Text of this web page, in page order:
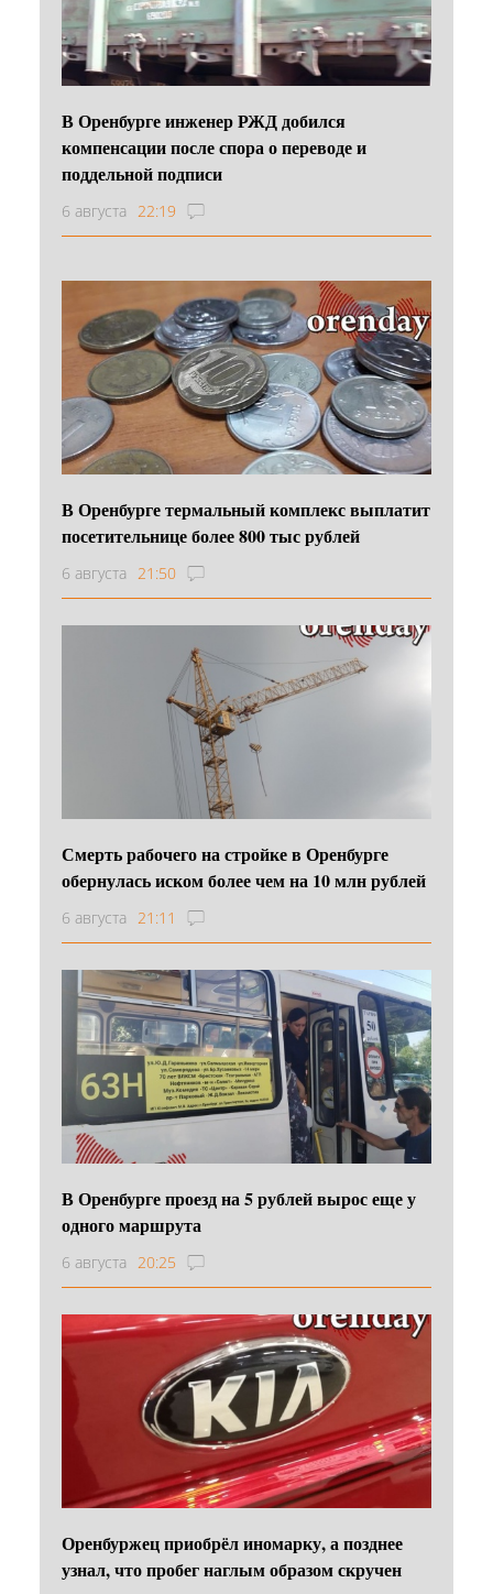
В Оренбурге инженер РЖД добился
компенсации после спора о переводе и
поддельной подписи
6 августа 22:19
В Оренбурге термальный комплекс выплатит
посетительнице более 800 тыс рублей
6 августа 21:50
Смерть рабочего на стройке в Оренбурге
обернулась иском более чем на 10 млн рублей
6 августа 21:11
В Оренбурге проезд на 5 рублей вырос еще у
одного маршрута
6 августа 20:25
Оренбуржец приобрёл иномарку, а позднее
узнал, что пробег наглым образом скручен